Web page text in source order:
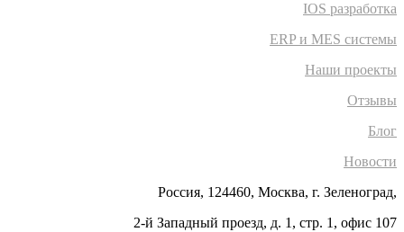
IOS разработка
ERP и MES системы
Наши проекты
Отзывы
Блог
Новости
Россия, 124460, Москва, г. Зеленоград,
2-й Западный проезд, д. 1, стр. 1, офис 107